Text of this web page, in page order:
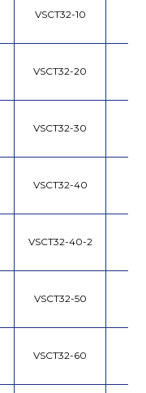
VSCT32-10
VSCT32-20
VSCT32-30
VSCT32-40
VSCT32-40-2
VSCT32-50
VSCT32-60